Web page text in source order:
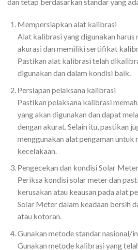
Mempersiapkan alat kalibrasi
Alat kalibrasi yang digunakan harus
akurasi dan memiliki sertifikat
Pastikan alat kalibrasi telah
digunakan dan dalam kondisi baik.
Persiapan pelaksana kalibrasi
Pastikan pelaksana kalibrasi
yang akan digunakan dan dapat
dengan akurat. Selain itu, pastikan
menggunakan alat pengaman untuk
kecelakaan.
Pengecekan dan kondisi Solar Meter
Periksa kondisi solar meter dan
kerusakan atau keausan pada alat
Solar Meter dalam keadaan bersih
atau kotoran.
Gunakan metode standar nasional/
Gunakan metode kalibrasi yang